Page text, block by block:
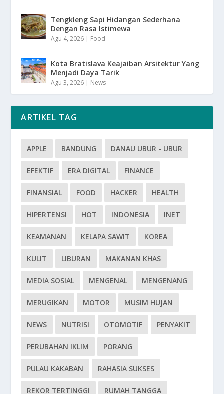
Tengkleng Sapi Hidangan Sederhana
Dengan Rasa Istimewa
Agu 4, 2026 | Food
Kota Bratislava Keajaiban Arsitektur Yang
Menjadi Daya Tarik
Agu 3, 2026 | News
ARTIKEL TAG
APPLE BANDUNG DANAU UBUR - UBUR
EFEKTIF ERA DIGITAL FINANCE
FINANSIAL FOOD HACKER HEALTH
HIPERTENSI HOT INDONESIA INET
KEAMANAN KELAPA SAWIT KOREA
KULIT LIBURAN MAKANAN KHAS
MEDIA SOSIAL MENGENAL MENGENANG
MERUGIKAN MOTOR MUSIM HUJAN
NEWS NUTRISI OTOMOTIF PENYAKIT
PERUBAHAN IKLIM PORANG
PULAU KAKABAN RAHASIA SUKSES
REKOR TERTINGGI RUMAH TANGGA